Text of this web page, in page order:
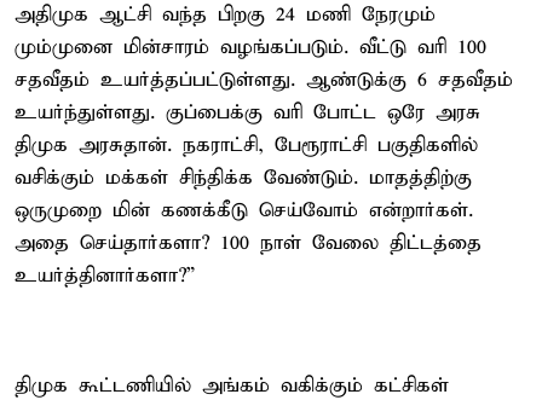
அதிமுக ஆட்சி வந்த பிறகு 24 மணி நேரமும்
மும்முனை மின்சாரம் வழங்கப்படும். வீட்டு வரி 100
சதவீதம் உயர்த்தப்பட்டுள்ளது. ஆண்டுக்கு 6 சதவீதம்
உயர்ந்துள்ளது. குப்பைக்கு வரி போட்ட ஒரே அரசு
திமுக அரசுதான். நகராட்சி, பேரூராட்சி பகுதிகளில்
வசிக்கும் மக்கள் சிந்திக்க வேண்டும். மாதத்திற்கு
ஒருமுறை மின் கணக்கீடு செய்வோம் என்றார்கள்.
அதை செய்தார்களா? 100 நாள் வேலை திட்டத்தை
உயர்த்தினார்களா?”
திமுக கூட்டணியில் அங்கம் வகிக்கும் கட்சிகள்